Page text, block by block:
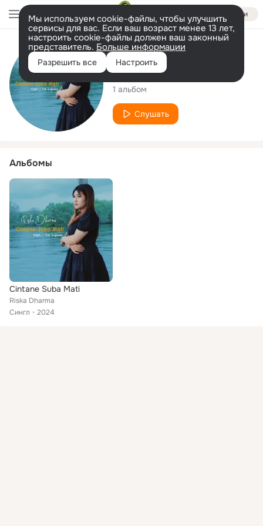
Войти
Мы используем cookie-файлы, чтобы улучшить
сервисы для вас. Если ваш возраст менее 13 лет,
настроить cookie-файлы должен ваш законный
представитель. Больше информации
Разрешить все Настроить
Исполнитель
Riska Dharma
1 альбом
Слушать
Альбомы
Cintane Suba Mati
Riska Dharma
Сингл
2024